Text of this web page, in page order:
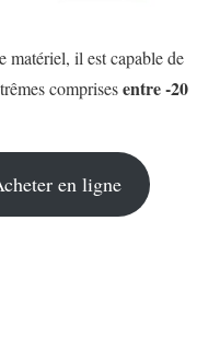
il est capable de
comprisesentre -20
en ligne